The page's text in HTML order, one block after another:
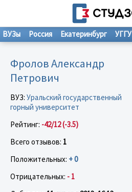
ВУЗы Россия Екатеринбург УГГУ
Фролов Александр
Петрович
ВУЗ: Уральский государственный
горный университет
Рейтинг: -42/12 (-3.5)
Всего отзывов: 1
Положительных: + 0
Отрицательных: - 1